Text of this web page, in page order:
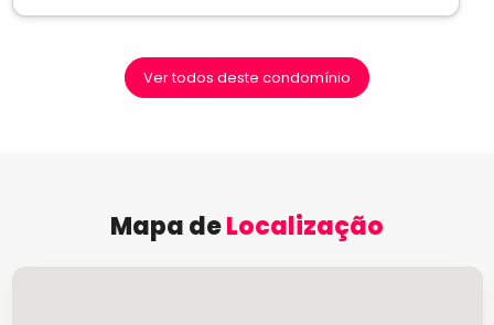
Ver todos deste condomínio
Mapa deLocalização